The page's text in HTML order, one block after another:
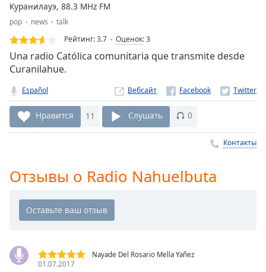
Loaded:
0.00%
Stream
Type
Seek to
live,
behind
liveLIVE
Remaining
Time-
Playback
Chapters
Descriptions
Куранилауэ, 88.3 MHz FM
pop news
talk
Рейтинг:3.7 Оценок:3
Una radio Católica comunitaria que transmite desde
Curanilahue.
Español Вебсайт
Нравится 11 Слушать 0
Контакты
Отзывы о Radio Nahuelbuta
Nayade Del Rosario Mella Yañez
01.07.2017